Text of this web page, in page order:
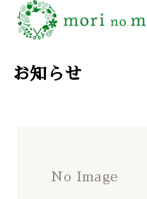
お知らせ
No Image